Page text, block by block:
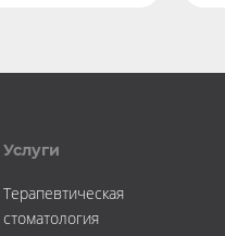
Услуги
Терапевтическая
стоматология